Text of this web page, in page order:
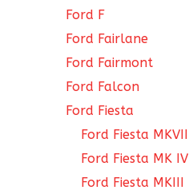
Ford F
Ford Fairlane
Ford Fairmont
Ford Falcon
Ford Fiesta
Ford Fiesta MKVIII
Ford Fiesta MK IV
Ford Fiesta MKIII